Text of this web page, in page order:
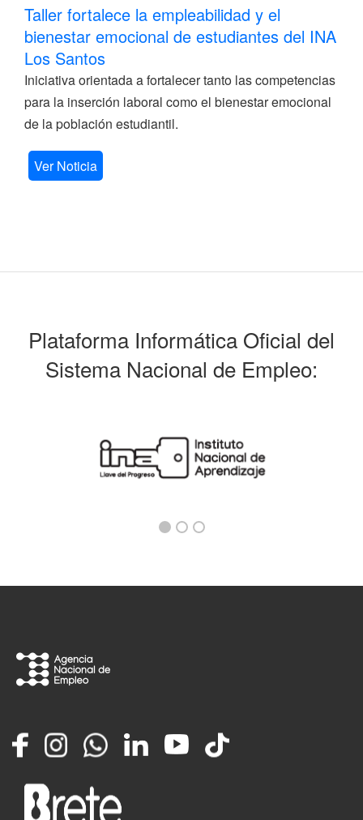
Taller fortalece la empleabilidad y el
bienestar emocional de estudiantes del INA
Los Santos
Iniciativa orientada a fortalecer tanto las competencias
para la inserción laboral como el bienestar emocional
de la población estudiantil.
Ver Noticia
Plataforma Informática Oficial del
Sistema Nacional de Empleo:
FacebookInstagramWhatsappLinkedInYouTube
TikTok